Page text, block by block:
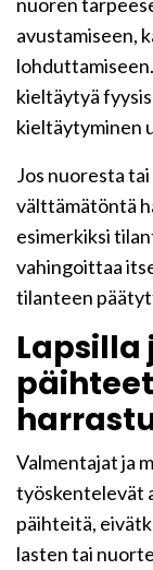
avustamiseen,
kieltäytyä
kieltäytyminen
Jos nuoresta
välttämätöntä
esimerkiksi
vahingoittaa
tilanteen
Lapsilla
Valmentajat ja
työskentelevät
päihteitä,
lasten tai